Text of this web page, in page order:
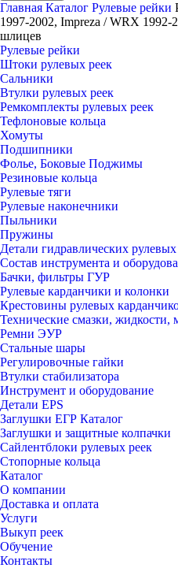
Главная Каталог Рулевые рейки
1997-2002, Impreza / WRX 1992-
шлицев
Рулевые рейки
Штоки рулевых реек
Сальники
Втулки рулевых реек
Ремкомплекты рулевых реек
Тефлоновые кольца
Хомуты
Подшипники
Фолье, Боковые Поджимы
Резиновые кольца
Рулевые тяги
Рулевые наконечники
Пыльники
Пружины
Детали гидравлических рулевых
Состав инструмента и
Бачки, фильтры ГУР
Рулевые карданчики и колонки
Крестовины рулевых
Технические смазки, жидкости,
Ремни ЭУР
Стальные шары
Регулировочные гайки
Втулки стабилизатора
Инструмент и оборудование
Детали EPS
Заглушки ЕГР Каталог
Заглушки и защитные колпачки
Сайлентблоки рулевых реек
Стопорные кольца
Каталог
О компании
Доставка и оплата
Услуги
Выкуп реек
Обучение
Контакты